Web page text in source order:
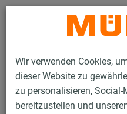
Wir verwenden Cookies,
dieser Website zu
zu personalisieren, Social-
bereitzustellen und